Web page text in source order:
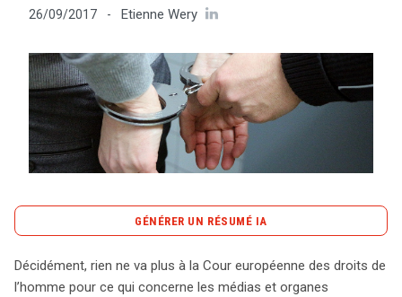
Tout sur le droit de l'innovation
Rechercher
26/09/2017 - Etienne Wery
GÉNÉRER UN RÉSUMÉ IA
La Cour européenne des droits de l’homme (CEDH) a
Décidément, rien ne va plus à la Cour européenne des droits de
l’homme pour ce qui concerne les médias et organes